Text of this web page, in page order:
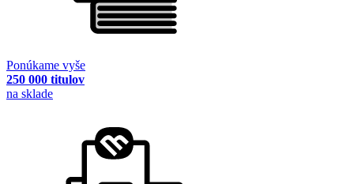
Ponúkame vyše
250 000 titulov
na sklade